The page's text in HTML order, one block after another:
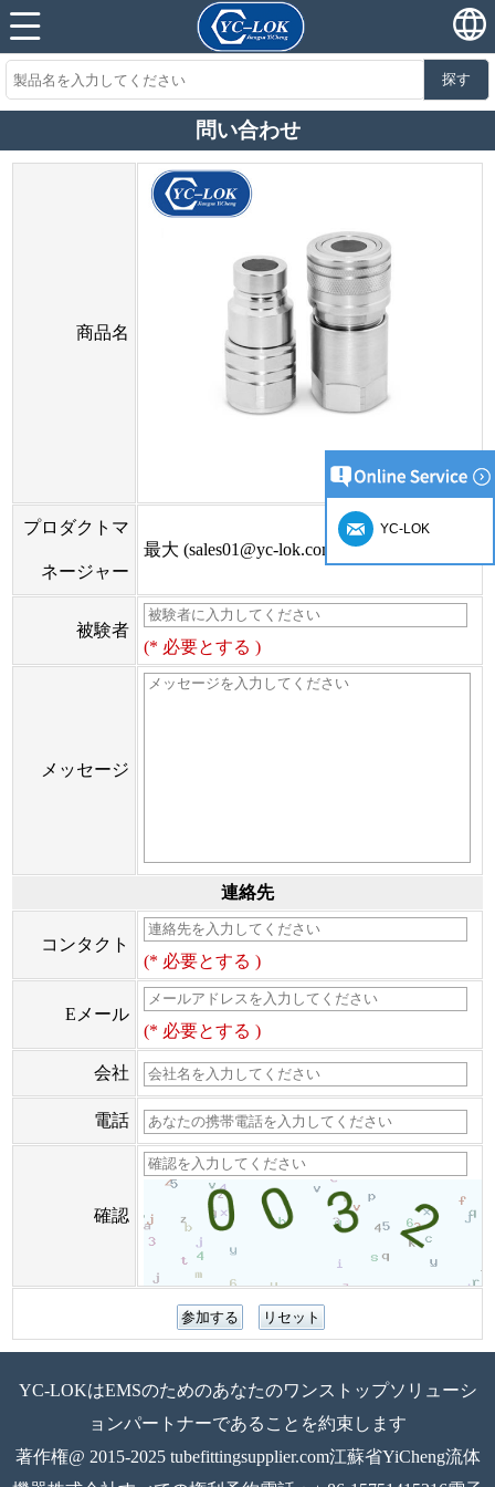
探す
問い合わせ
商品名
プロダクトマ
ネージャー
最大 (sales01@yc-lok.com)
被験者
(* 必要とする )
メッセージ
連絡先
コンタクト
(* 必要とする )
Eメール
(* 必要とする )
会社
電話
確認
YC-LOKはEMSのためのあなたのワンストップソリューシ
ョンパートナーであることを約束します
著作権@ 2015-2025 tubefittingsupplier.com江蘇省YiCheng流体
YC-LOK